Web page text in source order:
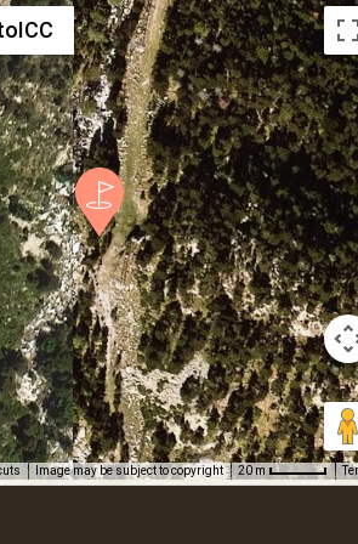
Image may be subject to copyright 20 m